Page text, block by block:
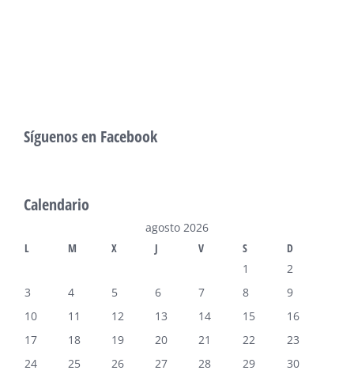
Síguenos en Facebook
Calendario
agosto 2026
L
M X J V S
D
1
2
3
4 5 6 7 8
9
10
11 12 13 14 15
16
17
18 19 20 21 22
23
24
25 26 27 28 29
30